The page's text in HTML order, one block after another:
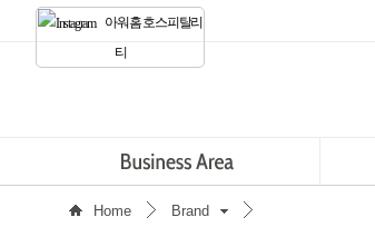
아워홈 호스피탈리
티
Home Brand